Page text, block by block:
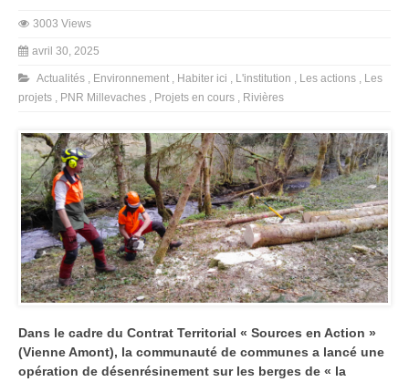
3003 Views
avril 30, 2025
Actualités , Environnement , Habiter ici , L'institution , Les actions , Les
projets , PNR Millevaches , Projets en cours , Rivières
Dans le cadre du Contrat Territorial « Sources en Action »
(Vienne Amont), la communauté de communes a lancé une
opération de désenrésinement sur les berges de « la